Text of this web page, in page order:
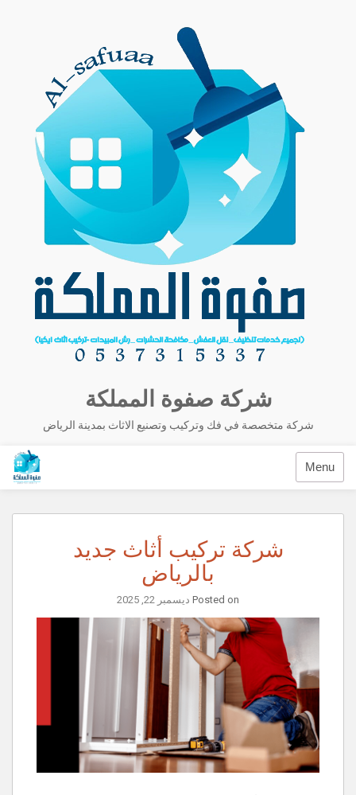
شركة صفوة المملكة
شركة متخصصة في فك وتركيب وتصنيع الاثاث بمدينة الرياض
Menu
شركة تركيب أثاث جديد
بالرياض
Posted on ديسمبر 22, 2025